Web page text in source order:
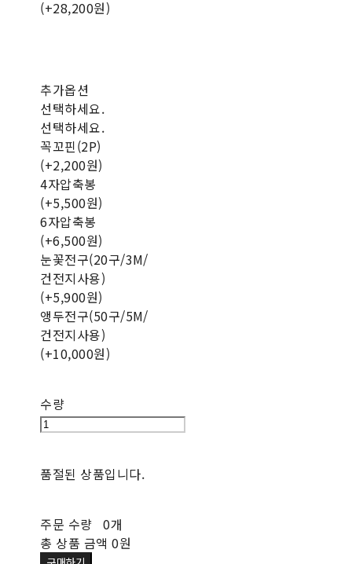
(+28,200원)
추가옵션
선택하세요.
선택하세요.
꼭꼬핀(2P)
(+2,200원)
4자압축봉
(+5,500원)
6자압축봉
(+6,500원)
눈꽃전구(20구/3M/
건전지사용)
(+5,900원)
앵두전구(50구/5M/
건전지사용)
(+10,000원)
수량
품절된 상품입니다.
주문 수량 0개
총 상품 금액 0원